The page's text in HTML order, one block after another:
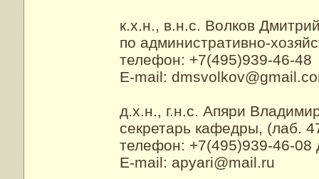
к.х.н., в.н.с. Волков
по административно-
телефон: +7(495)939-46-48
E-mail:
д.х.н., г.н.с. Апяри
секретарь кафедры, (лаб.
телефон: +7(495)939-46-08
E-mail: apyari@mail.ru